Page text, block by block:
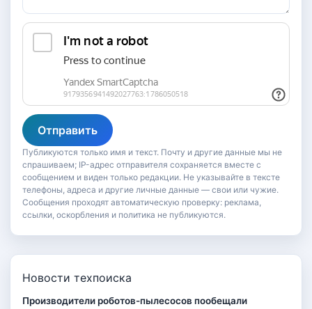
Отправить
Публикуются только имя и текст. Почту и другие данные мы не
спрашиваем; IP-адрес отправителя сохраняется вместе с
сообщением и виден только редакции. Не указывайте в тексте
телефоны, адреса и другие личные данные — свои или чужие.
Сообщения проходят автоматическую проверку: реклама,
ссылки, оскорбления и политика не публикуются.
Новости техпоиска
Производители роботов-пылесосов пообещали